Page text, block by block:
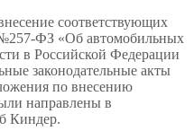
соответствующих
ФЗ «Об автомобильных
в Российской Федерации
законодательные акты
по внесению
направлены в
Киндер.